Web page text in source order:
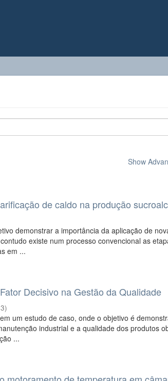
Show
de caldo na produção
demonstrar a importância da aplicação de
existe num processo convencional as
em ...
Decisivo na Gestão da Qualidade
)
um estudo de caso, onde o objetivo é
industrial e a qualidade dos produtos
...